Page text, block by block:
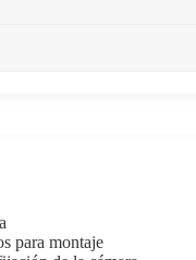
para montaje